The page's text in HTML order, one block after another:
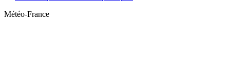
Météo-France